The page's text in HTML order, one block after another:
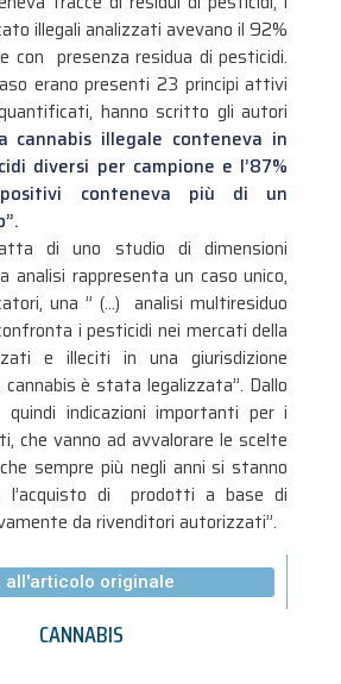
illegali analizzati avevano il 92%
con presenza residua di pesticidi.
erano presenti 23 principi attivi
hanno scritto gli autori
cannabis illegale conteneva in
diversi per campione e l’87%
conteneva più di un
di uno studio di dimensioni
analisi rappresenta un caso unico,
una ” (…) analisi multiresiduo
i pesticidi nei mercati della
e illeciti in una giurisdizione
cannabis è stata legalizzata”. Dallo
quindi indicazioni importanti per i
che vanno ad avvalorare le scelte
sempre più negli anni si stanno
l’acquisto di prodotti a base di
da rivenditori autorizzati”.
all'articolo originale
CANNABIS